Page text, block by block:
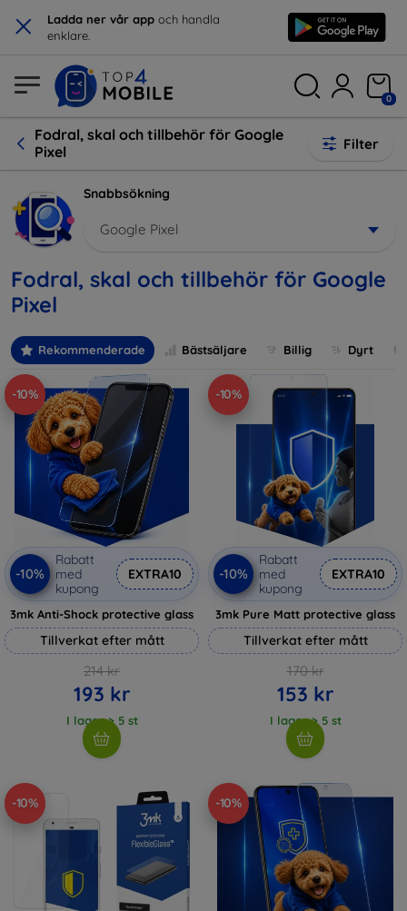
× Ladda ner vår app och handla
enklare.
0
Fodral, skal och tillbehör för Google
Pixel
Filter
Snabbsökning
Google Pixel
Fodral, skal och tillbehör för Google
Pixel
Rekommenderade Bästsäljare Billig Dyrt
-10%
-10%
Rabatt
med
kupong
EXTRA10
3mk Anti-Shock protective glass
Tillverkat efter mått
214 kr
193 kr
I lager > 5 st
-10%
-10%
Rabatt
med
kupong
EXTRA10
3mk Pure Matt protective glass
Tillverkat efter mått
170 kr
153 kr
I lager > 5 st
-10% -10%